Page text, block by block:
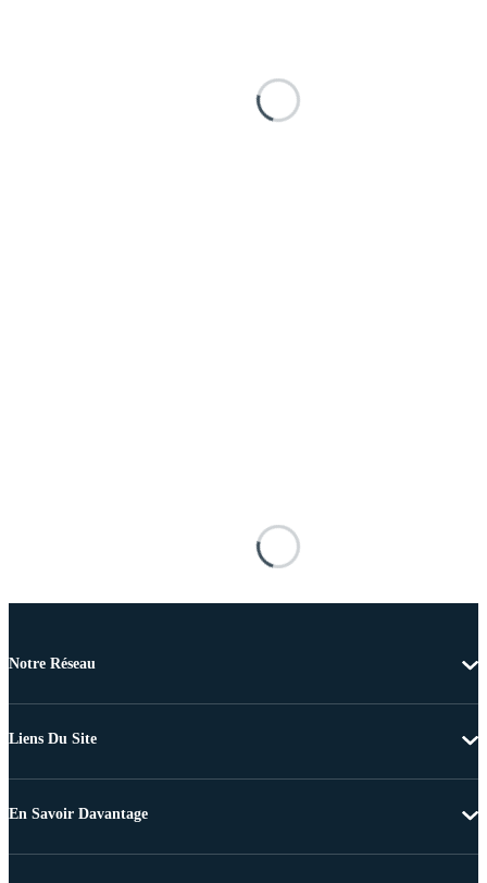
Notre Réseau
Liens Du Site
En Savoir Davantage